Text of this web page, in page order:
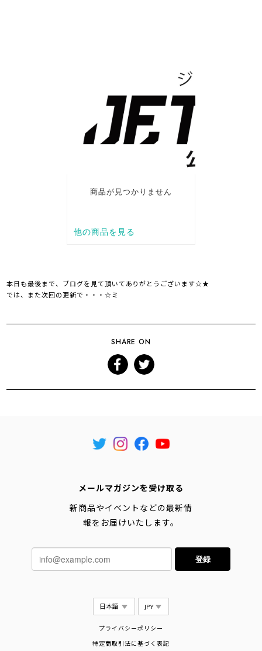
本日も最後まで、ブログを見て頂いてありがとうございます☆★
では、また次回の更新で・・・☆ミ
SHARE ON
メールマガジンを受け取る
新商品やイベントなどの最新情
報をお届けいたします。
登録
プライバシーポリシー
特定商取引法に基づく表記